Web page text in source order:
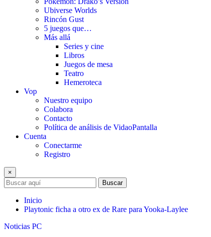
Ubiverse Worlds
Rincón Gust
5 juegos que…
Más allá
Series y cine
Libros
Juegos de mesa
Teatro
Hemeroteca
Vop
Nuestro equipo
Colabora
Contacto
Política de análisis de VidaoPantalla
Cuenta
Conectarme
Registro
×
Buscar
Inicio
Playtonic ficha a otro ex de Rare para Yooka-Laylee
Noticias PC